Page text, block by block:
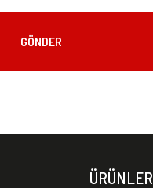
GÖNDER
ÜRÜNLER